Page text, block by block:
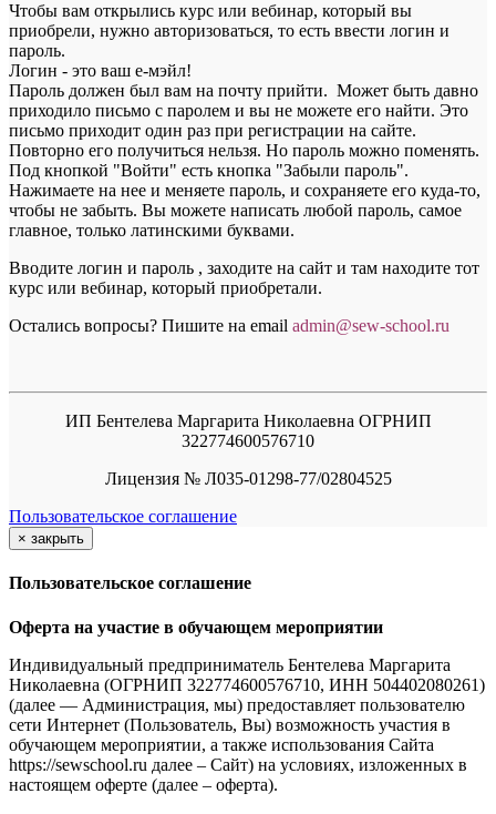
Чтобы вам открылись курс или вебинар, который вы
приобрели, нужно авторизоваться, то есть ввести логин и
пароль.
Логин - это ваш е-мэйл!
Пароль должен был вам на почту прийти. Может быть давно
приходило письмо с паролем и вы не можете его найти. Это
письмо приходит один раз при регистрации на сайте.
Повторно его получиться нельзя. Но пароль можно поменять.
Под кнопкой "Войти" есть кнопка "Забыли пароль".
Нажимаете на нее и меняете пароль, и сохраняете его куда-то,
чтобы не забыть. Вы можете написать любой пароль, самое
главное, только латинскими буквами.
Вводите логин и пароль , заходите на сайт и там находите тот
курс или вебинар, который приобретали.
Остались вопросы? Пишите на email admin@sew-school.ru
ИП Бентелева Маргарита Николаевна ОГРНИП
322774600576710
Лицензия № Л035-01298-77/02804525
Пользовательское соглашение
× закрыть
Пользовательское соглашение
Оферта на участие в обучающем мероприятии
Индивидуальный предприниматель Бентелева Маргарита
Николаевна (ОГРНИП 322774600576710, ИНН 504402080261)
(далее — Администрация, мы) предоставляет пользователю
сети Интернет (Пользователь, Вы) возможность участия в
обучающем мероприятии, а также использования Сайта
https://sewschool.ru далее – Сайт) на условиях, изложенных в
настоящем оферте (далее – оферта).